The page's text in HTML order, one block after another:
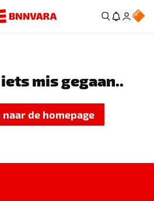
mis gegaan..
naar de homepage